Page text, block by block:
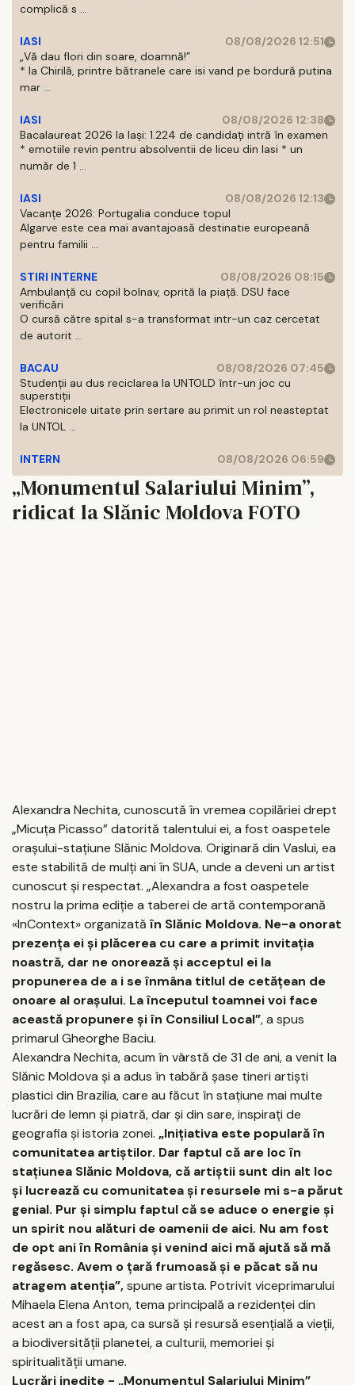
complică s ...
IASI
08/08/2026 12:51
„Vă dau flori din soare, doamnă!”
* la Chirilă, printre bătranele care isi vand pe bordură putina
mar ...
IASI
08/08/2026 12:38
Bacalaureat 2026 la Iași: 1.224 de candidați intră în examen
* emotiile revin pentru absolventii de liceu din Iasi * un
număr de 1 ...
IASI
08/08/2026 12:13
Vacanțe 2026: Portugalia conduce topul
Algarve este cea mai avantajoasă destinatie europeană
pentru familii ...
STIRI INTERNE
08/08/2026 08:15
Ambulanță cu copil bolnav, oprită la piață. DSU face
verificări
O cursă către spital s-a transformat intr-un caz cercetat
de autorit ...
BACAU
08/08/2026 07:45
Studenții au dus reciclarea la UNTOLD într-un joc cu
superstiții
Electronicele uitate prin sertare au primit un rol neasteptat
la UNTOL ...
INTERN 08/08/2026 06:59
„Monumentul Salariului Minim”,
ridicat la Slănic Moldova FOTO
Alexandra Nechita, cunoscută în vremea copilăriei drept
„Micuţa Picasso” datorită talentului ei, a fost oaspetele
oraşului-staţiune Slănic Moldova. Originară din Vaslui, ea
este stabilită de mulţi ani în SUA, unde a deveni un artist
cunoscut şi respectat. „Alexandra a fost oaspetele
nostru la prima ediţie a taberei de artă contemporană
«InContext» organizată în Slănic Moldova. Ne-a onorat
prezenţa ei şi plăcerea cu care a primit invitaţia
noastră, dar ne onorează şi acceptul ei la
propunerea de a i se înmâna titlul de cetăţean de
onoare al oraşului. La începutul toamnei voi face
această propunere şi în Consiliul Local”, a spus
primarul Gheorghe Baciu.
Alexandra Nechita, acum în vârstă de 31 de ani, a venit la
Slănic Moldova şi a adus în tabără şase tineri artişti
plastici din Brazilia, care au făcut în staţiune mai multe
lucrări de lemn şi piatră, dar şi din sare, inspiraţi de
geografia şi istoria zonei. „Iniţiativa este populară în
comunitatea artiştilor. Dar faptul că are loc în
staţiunea Slănic Moldova, că artiştii sunt din alt loc
şi lucrează cu comunitatea şi resursele mi s-a părut
genial. Pur şi simplu faptul că se aduce o energie şi
un spirit nou alături de oamenii de aici. Nu am fost
de opt ani în România şi venind aici mă ajută să mă
regăsesc. Avem o ţară frumoasă şi e păcat să nu
atragem atenţia”,spune artista. Potrivit viceprimarului
Mihaela Elena Anton, tema principală a rezidenţei din
acest an a fost apa, ca sursă şi resursă esenţială a vieţii,
a biodiversităţii planetei, a culturii, memoriei şi
spiritualităţii umane.
Lucrări inedite - „Monumentul Salariului Minim”